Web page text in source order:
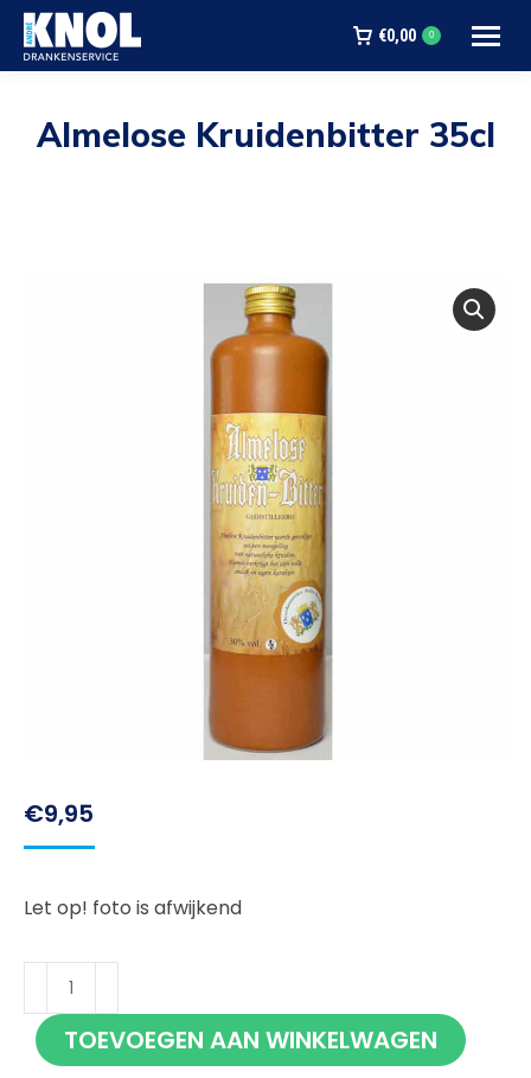
€0,00 0
Almelose Kruidenbitter 35cl
€9,95
Let op! foto is afwijkend
Almelose
Kruidenbitter
35cl
TOEVOEGEN AAN WINKELWAGEN